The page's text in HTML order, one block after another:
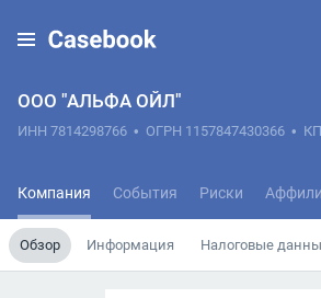
ООО "АЛЬФА ОЙЛ"
ИНН 7814298766 • ОГРН 1157847430366 •
Компания События Риски
Обзор Информация Налоговые